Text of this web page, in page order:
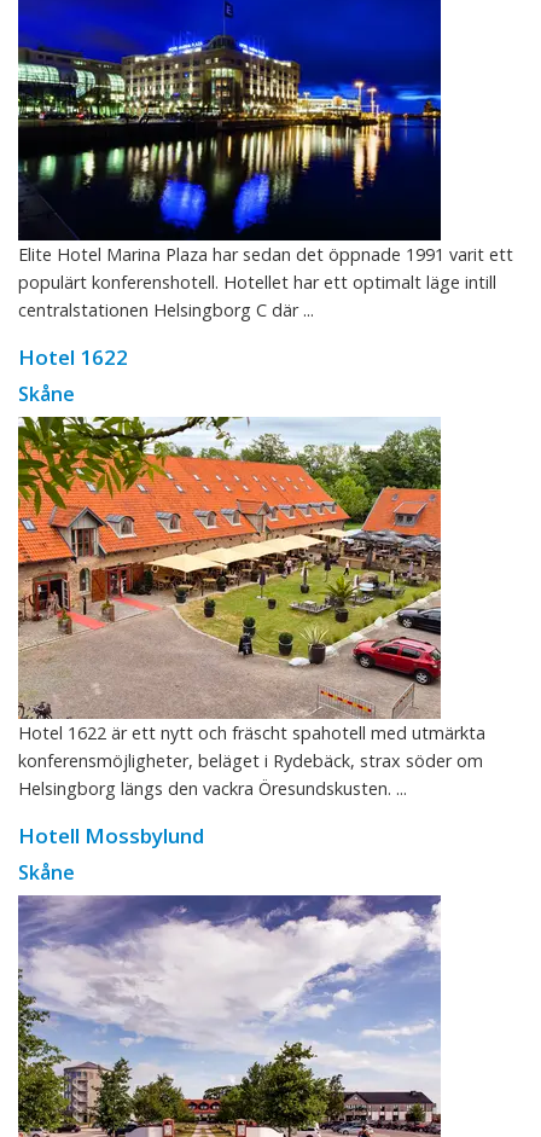
Elite Hotel Marina Plaza har sedan det öppnade 1991 varit ett
populärt konferenshotell. Hotellet har ett optimalt läge intill
centralstationen Helsingborg C där ...
Hotel 1622
Skåne
Hotel 1622 är ett nytt och fräscht spahotell med utmärkta
konferensmöjligheter, beläget i Rydebäck, strax söder om
Helsingborg längs den vackra Öresundskusten. ...
Hotell Mossbylund
Skåne